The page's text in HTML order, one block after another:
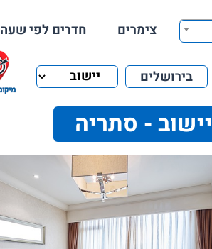
צימרים חדרים לפי שעה
בירושלים
יישוב - סתריה